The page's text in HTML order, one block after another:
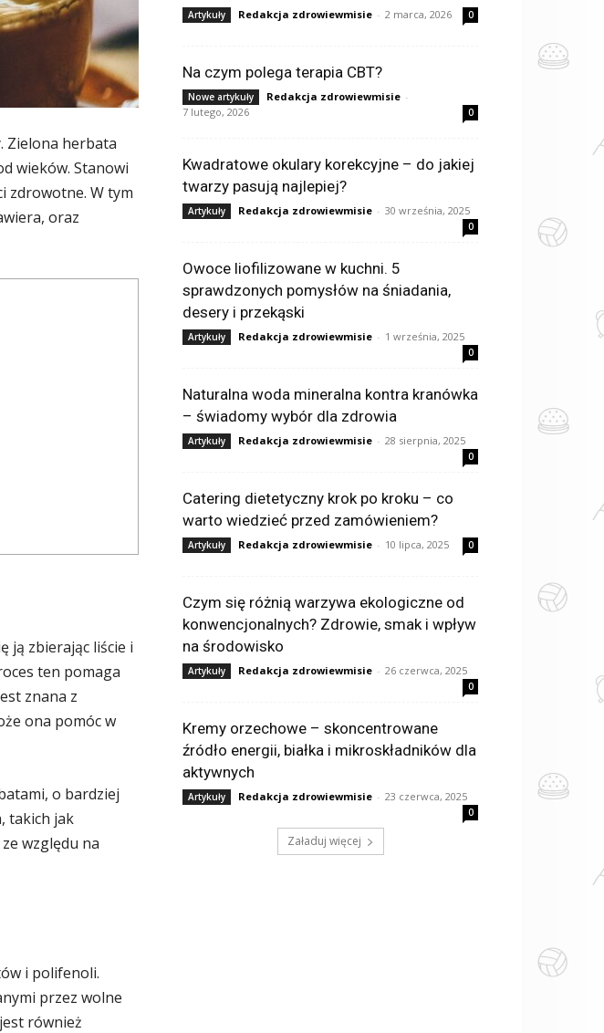
Zielona herbata
wieków. Stanowi
zdrowotne. W tym
oraz
ją zbierając liście i
ten pomaga
znana z
ona pomóc w
o bardziej
takich jak
względu na
i polifenoli.
przez wolne
również
Artykuły Redakcja zdrowiewmisie - 2 marca, 2026 0
Na czym polega terapia CBT?
Nowe artykuły Redakcja zdrowiewmisie -
7 lutego, 2026
0
Kwadratowe okulary korekcyjne – do jakiej
twarzy pasują najlepiej?
Artykuły Redakcja zdrowiewmisie - 30 września, 2025
0
Owoce liofilizowane w kuchni. 5
sprawdzonych pomysłów na śniadania,
desery i przekąski
Artykuły Redakcja zdrowiewmisie - 1 września, 2025
0
Naturalna woda mineralna kontra kranówka
– świadomy wybór dla zdrowia
Artykuły Redakcja zdrowiewmisie - 28 sierpnia, 2025
0
Catering dietetyczny krok po kroku – co
warto wiedzieć przed zamówieniem?
Artykuły Redakcja zdrowiewmisie - 10 lipca, 2025 0
Czym się różnią warzywa ekologiczne od
konwencjonalnych? Zdrowie, smak i wpływ
na środowisko
Artykuły Redakcja zdrowiewmisie - 26 czerwca, 2025
0
Kremy orzechowe – skoncentrowane
źródło energii, białka i mikroskładników dla
aktywnych
Artykuły Redakcja zdrowiewmisie - 23 czerwca, 2025
0
Załaduj więcej